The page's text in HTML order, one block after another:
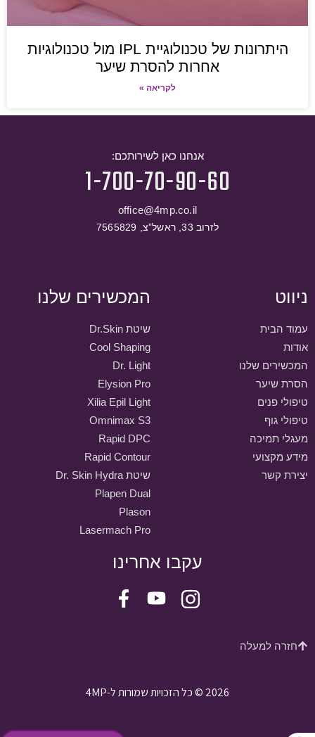
היתרונות של טכנולוגיית IPL מול טכנולוגיות
אחרות להסרת שיער
לקריאה »
אנחנו כאן לשירותכם:
1-700-70-90-60
office@4mp.co.il
לזרוב 33, ראשל”צ, 7565829
ניווט
עמוד הבית
אודות
המכשירים שלנו
הסרת שיער
טיפולי פנים
טיפולי גוף
מעגלי תמיכה
מידע מקצועי
יצירת קשר
המכשירים שלנו
שיטת Dr.Skin
Cool Shaping
Dr. Light
Elysion Pro
Xilia Epil Light
Omnimax S3
Rapid DPC
Rapid Contour
שיטת Dr. Skin Hydra
Plapen Dual
Plason
Lasermach Pro
עקבו אחרינו
חזרה למעלה
2026 © כל הזכויות שמורות ל-4MP